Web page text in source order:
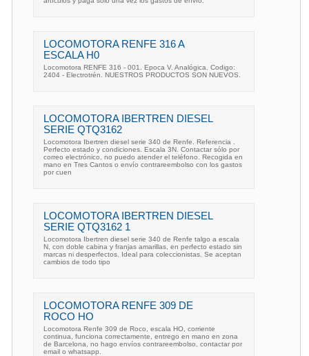
LOCOMOTORA RENFE 316 A
ESCALA H0
Locomotora RENFE 316 - 001. Epoca V. Analógica. Codigo:
2404 - Electrotrén. NUESTROS PRODUCTOS SON NUEVOS.
LOCOMOTORA IBERTREN DIESEL
SERIE QTQ3162
Locomotora Ibertren diesel serie 340 de Renfe. Referencia .
Perfecto estado y condiciones. Escala 3N. Contactar sólo por
correo electrónico, no puedo atender el teléfono. Recogida en
mano en Tres Cantos o envío contrareembolso con los gastos
por cuen
LOCOMOTORA IBERTREN DIESEL
SERIE QTQ3162 1
Locomotora Ibertren diesel serie 340 de Renfe talgo a escala
N, con doble cabina y franjas amarillas, en perfecto estado sin
marcas ni desperfectos. Ideal para coleccionistas. Se aceptan
cambios de todo tipo
LOCOMOTORA RENFE 309 DE
ROCO HO
Locomotora Renfe 309 de Roco, escala HO, corriente
continua, funciona correctamente, entrego en mano en zona
de Barcelona, no hago envíos contrareembolso, contactar por
email o whatsapp.